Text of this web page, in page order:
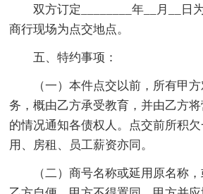
双方订定________年__月__日
商行现场为点交地点。
五、特约事项：
（一）本件点交以前，所有甲
务，概由乙方承受教育，并由乙方
的情况通知各债权人。点交前所积
用、房租、员工薪资亦同。
（二）商号名称或延用原名称